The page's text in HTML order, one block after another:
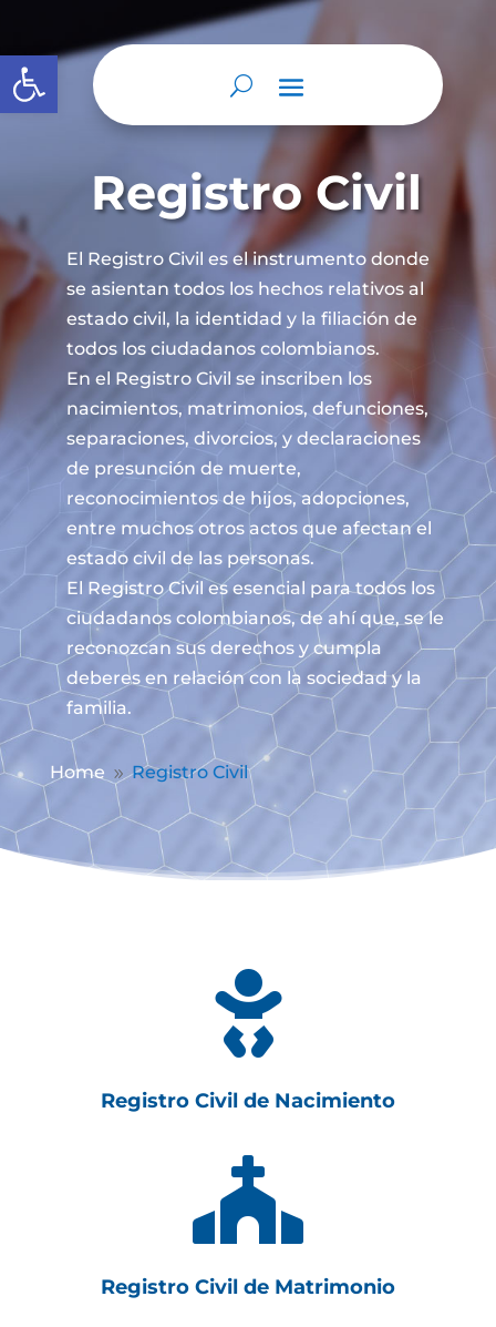
Abrir barra de herramientas
Registro Civil
El Registro Civil es el instrumento donde
se asientan todos los hechos relativos al
estado civil, la identidad y la filiación de
todos los ciudadanos colombianos.
En el Registro Civil se inscriben los
nacimientos, matrimonios, defunciones,
separaciones, divorcios, y declaraciones
de presunción de muerte,
reconocimientos de hijos, adopciones,
entre muchos otros actos que afectan el
estado civil de las personas.
El Registro Civil es esencial para todos los
ciudadanos colombianos, de ahí que, se le
reconozcan sus derechos y cumpla
deberes en relación con la sociedad y la
familia.
Home 9 Registro Civil

Registro Civil de Nacimiento

Registro Civil de Matrimonio